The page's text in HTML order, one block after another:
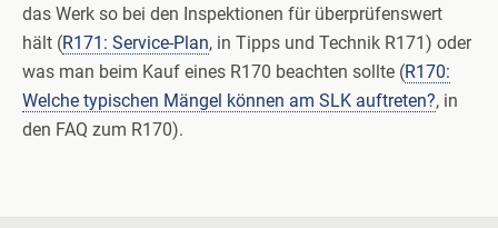
das Werk so bei den Inspektionen für überprüfenswert
hält (R171: Service-Plan, in Tipps und Technik R171) oder
was man beim Kauf eines R170 beachten sollte (R170:
Welche typischen Mängel können am SLK auftreten?, in
den FAQ zum R170).